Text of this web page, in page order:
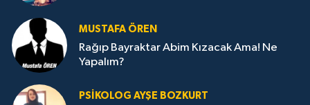
MUSTAFA ÖREN
Rağıp Bayraktar Abim Kızacak Ama! Ne
Yapalım?
PSIKOLOG AYŞE BOZKURT